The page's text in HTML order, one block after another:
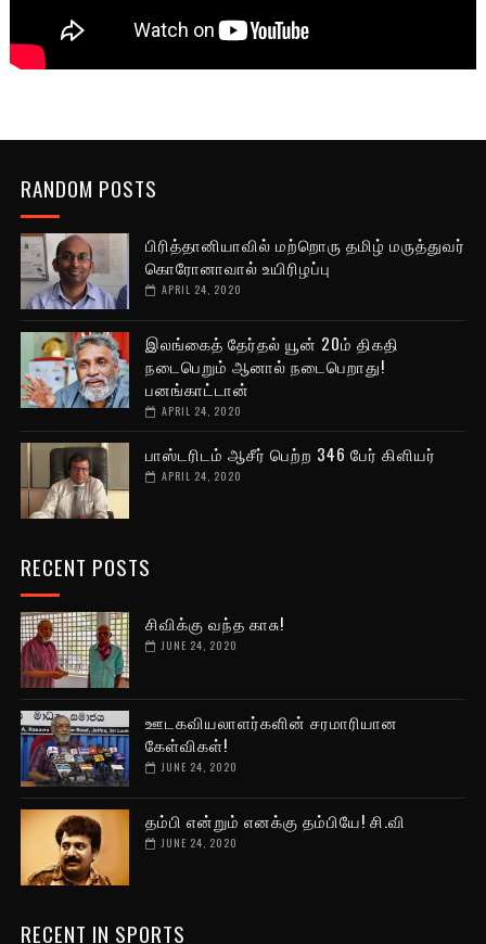
RANDOM POSTS
பிரித்தானியாவில் மற்றொரு தமிழ் மருத்துவர்
கொரோனாவால் உயிரிழப்பு
APRIL 24, 2020
இலங்கைத் தேர்தல் யூன் 20ம் திகதி
நடைபெறும் ஆனால் நடைபெறாது!
பனங்காட்டான்
APRIL 24, 2020
பாஸ்டரிடம் ஆசீர் பெற்ற 346 பேர் கிளியர்
APRIL 24, 2020
RECENT POSTS
சிவிக்கு வந்த காசு!
JUNE 24, 2020
ஊடகவியலாளர்களின் சரமாரியான
கேள்விகள்!
JUNE 24, 2020
தம்பி என்றும் எனக்கு தம்பியே! சி.வி
JUNE 24, 2020
RECENT IN SPORTS